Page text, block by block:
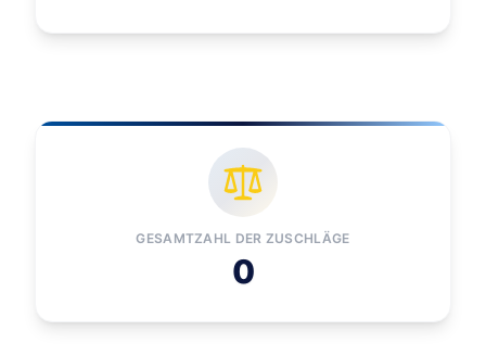
GESAMTZAHL DER ZUSCHLÄGE
0